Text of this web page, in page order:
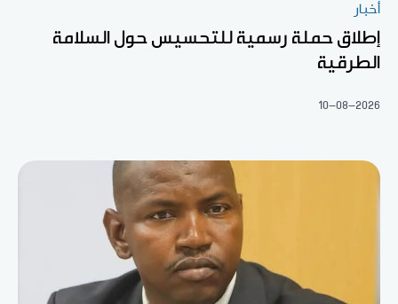
أخبار
إطلاق حملة رسمية للتحسيس حول السلامة
الطرقية
10-08-2026